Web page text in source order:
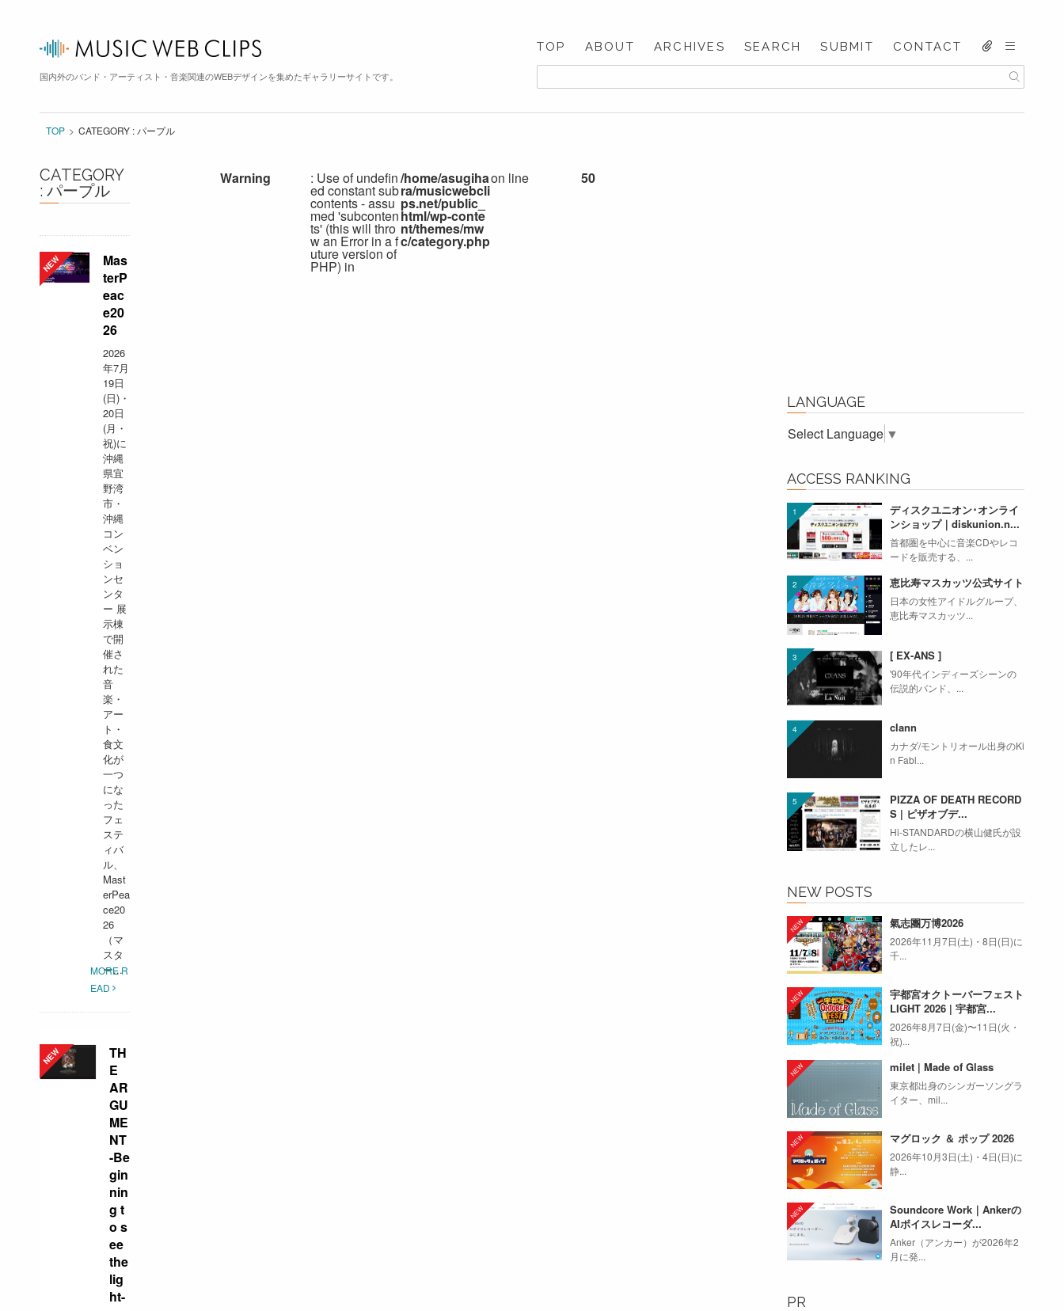
国内外のバンド・アーティスト・音楽関連のWEBデザインを集めたギャラリーサイトです。
TOP ABOUT ARCHIVES SEARCH SUBMIT CONTACT
TOP CATEGORY : パープル
CATEGORY
: パープル
Mas
terP
eac
e20
26
2026
年7月
19日
(日)・
20日
(月・
祝)に
沖縄
県宜
野湾
市・
沖縄
コン
ベン
ショ
ンセ
ンタ
ー 展
示棟
で開
催さ
れた
音
楽・
アー
ト・
食文
化が
一つ
にな
った
フェ
ステ
ィバ
ル、
Mast
erPea
ce20
26
（マ
スタ
ー...
MORE R
EAD
TH
E
AR
GU
ME
NT
-Be
gin
nin
g t
o s
ee
the
lig
ht-
Warning : Use of undefin
ed constant sub
contents - assu
med 'subconten
ts' (this will thro
w an Error in a f
uture version of
PHP) in
/home/asugiha
ra/musicwebcli
ps.net/public_
html/wp-conte
nt/themes/mw
c/category.php
on line 50
LANGUAGE
Select Language ▼
ACCESS RANKING
ディスクユニオン･オンライ
ンショップ｜diskunion.n...
首都圏を中心に音楽CDやレコ
ードを販売する、...
恵比寿マスカッツ公式サイト
日本の女性アイドルグループ、
恵比寿マスカッツ...
[ EX-ANS ]
'90年代インディーズシーンの
伝説的バンド、...
clann
カナダ/モントリオール出身のKi
n Fabl...
PIZZA OF DEATH RECORD
S | ピザオブデ...
Hi-STANDARDの横山健氏が設
立したレ...
NEW POSTS
氣志團万博2026
2026年11月7日(土)・8日(日)に
千...
宇都宮オクトーバーフェスト
LIGHT 2026 | 宇都宮...
2026年8月7日(金)〜11日(火・
祝)...
milet | Made of Glass
東京都出身のシンガーソングラ
イター、mil...
マグロック ＆ ポップ 2026
2026年10月3日(土)・4日(日)に
静...
Soundcore Work｜Ankerの
AIボイスレコーダ...
Anker（アンカー）が2026年2
月に発...
PR